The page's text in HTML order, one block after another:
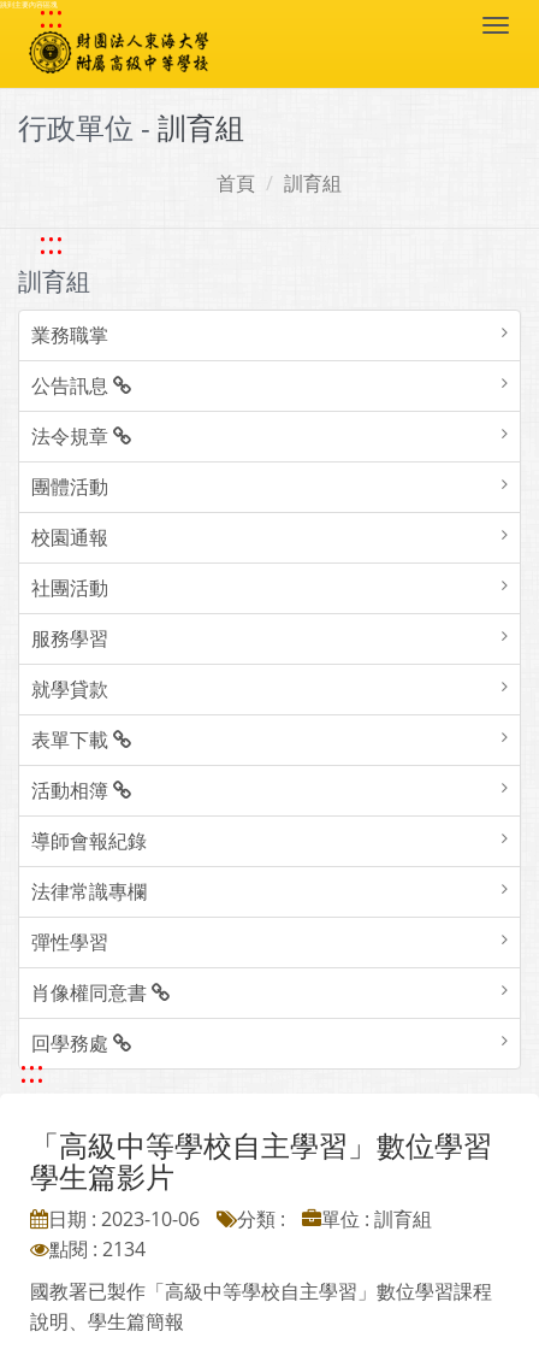
跳到主要內容區塊
:::
行政單位 - 訓育組
首頁 訓育組
:::
訓育組
業務職掌
公告訊息
法令規章
團體活動
校園通報
社團活動
服務學習
就學貸款
表單下載
活動相簿
導師會報紀錄
法律常識專欄
彈性學習
肖像權同意書
回學務處
:::
「高級中等學校自主學習」數位學習
學生篇影片
日期 : 2023-10-06 分類 :
單位 : 訓育組
點閱 : 2134
國教署已製作「高級中等學校自主學習」數位學習課程
說明、學生篇簡報